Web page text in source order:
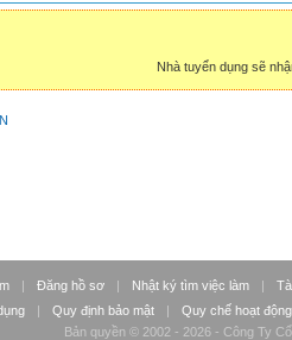
Nhà tuyển dụng sẽ
| Đăng hồ sơ | Nhật ký tìm việc làm |
| Quy định bảo mật |
Quy chế hoạt động
Bản quyền © 2002 - 2026 - Công Ty